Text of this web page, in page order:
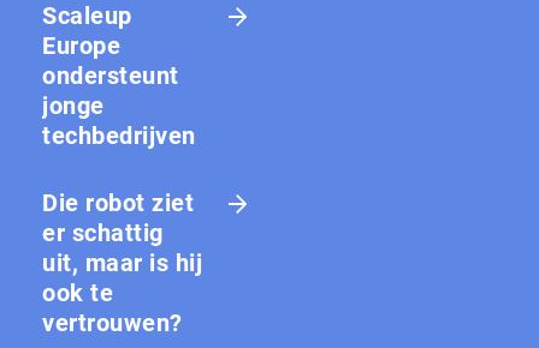
Scaleup
Europe
ondersteunt
jonge
techbedrijven
Die robot ziet
er schattig
uit, maar is hij
ook te
vertrouwen?